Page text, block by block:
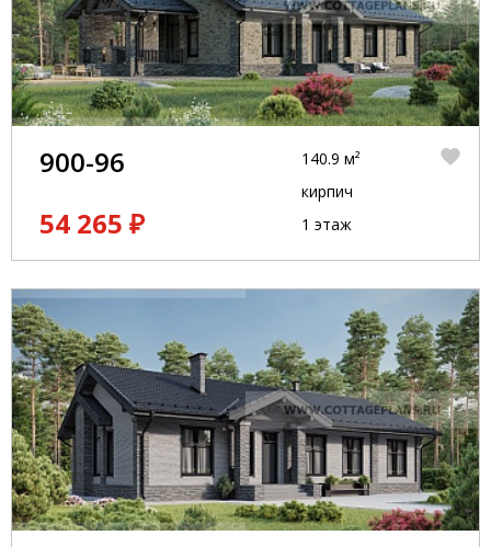
900-96
54 265 ₽
140.9 м²
кирпич
1 этаж